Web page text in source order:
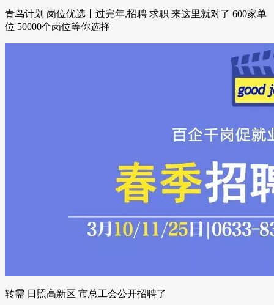
青鸟计划 岗位优选丨过完年,招聘 求职 来这里就对了 600家单
位 50000个岗位等你选择
转需 日照高新区 市总工会公开招聘了